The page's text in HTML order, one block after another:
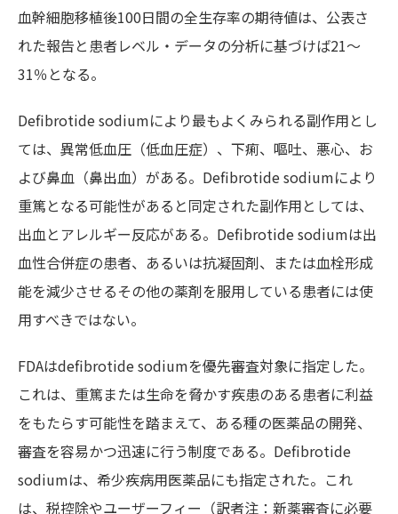
血幹細胞移植後100日間の全生存率の期待値は、公表さ
れた報告と患者レベル・データの分析に基づけば21～
31％となる。
Defibrotide sodiumにより最もよくみられる副作用とし
ては、異常低血圧（低血圧症）、下痢、嘔吐、悪心、お
よび鼻血（鼻出血）がある。Defibrotide sodiumにより
重篤となる可能性があると同定された副作用としては、
出血とアレルギー反応がある。Defibrotide sodiumは出
血性合併症の患者、あるいは抗凝固剤、または血栓形成
能を減少させるその他の薬剤を服用している患者には使
用すべきではない。
FDAはdefibrotide sodiumを優先審査対象に指定した。
これは、重篤または生命を脅かす疾患のある患者に利益
をもたらす可能性を踏まえて、ある種の医薬品の開発、
審査を容易かつ迅速に行う制度である。Defibrotide
sodiumは、希少疾病用医薬品にも指定された。これ
は、税控除やユーザーフィー（訳者注：新薬審査に必要